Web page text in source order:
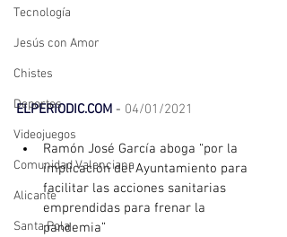
Tecnología
Jesús con Amor
Chistes
Deportes
Videojuegos
Comunidad Valenciana
Alicante
Santa Pola
ELPERIODIC.COM - 04/01/2021
Ramón José García aboga “por la
implicación del Ayuntamiento para
facilitar las acciones sanitarias
emprendidas para frenar la
pandemia”